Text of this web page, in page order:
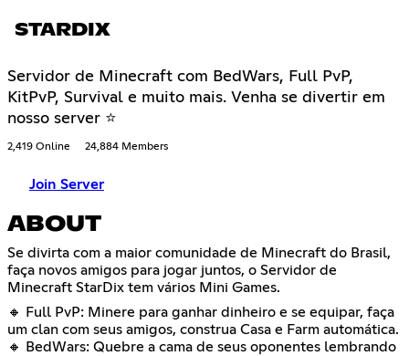
STARDIX
Servidor de Minecraft com BedWars, Full PvP,
KitPvP, Survival e muito mais. Venha se divertir em
nosso server ⭐
2,419 Online 24,884 Members
Join Server
ABOUT
Se divirta com a maior comunidade de Minecraft do Brasil,
faça novos amigos para jogar juntos, o Servidor de
Minecraft StarDix tem vários Mini Games.
🔸 Full PvP: Minere para ganhar dinheiro e se equipar, faça
um clan com seus amigos, construa Casa e Farm automática.
🔸 BedWars: Quebre a cama de seus oponentes lembrando